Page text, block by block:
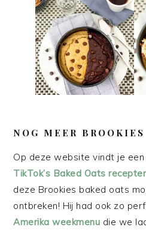
NOG MEER
Op deze website vindt je
TikTok’s Baked Oats
deze Brookies baked oats
ontbreken! Hij had ook zo
Amerika weekmenu die we